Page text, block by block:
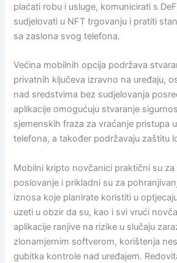
plaćati robu i usluge, komunicirati s
sudjelovati u NFT trgovanju i pratiti
sa zaslona svog telefona.
Većina mobilnih opcija podržava
privatnih ključeva izravno na uređaju,
nad sredstvima bez sudjelovanja
aplikacije omogućuju stvaranje
sjemenskih fraza za vraćanje pristupa
telefona, a također podržavaju zaštitu
Mobilni kripto novčanici praktični su
poslovanje i prikladni su za
iznosa koje planirate koristiti u
uzeti u obzir da su, kao i svi vrući
aplikacije ranjive na rizike u slučaju
zlonamjernim softverom, korištenja
gubitka kontrole nad uređajem.